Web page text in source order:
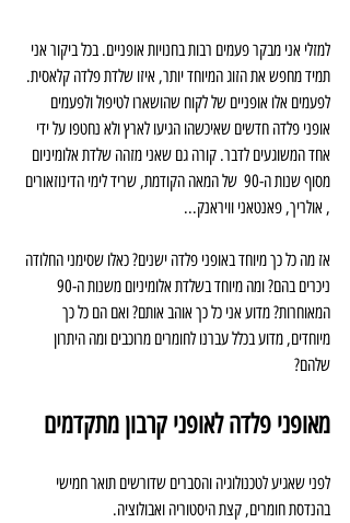
למזלי אני מבקר פעמים רבות בחנויות אופניים. בכל ביקור אני
תמיד מחפש את הזוג המיוחד יותר, איזו שלדת פלדה קלאסית.
לפעמים אלו אופניים של לקוח שהושארו לטיפול ולפעמים
אופני פלדה חדשים שאיכשהו הגיעו לארץ ולא נחטפו על ידי
אחד המשוגעים לדבר. קורה גם שאני מזהה שלדת אלומיניום
מסוף שנות ה-90  של המאה הקודמת, שריד לימי הדינוזאורים
, אולריך, פאנטאני וויראנק...
אז מה כל כך מיוחד באופני פלדה ישנים? כאלו שסימני החלודה
המאוחרות? מדוע אני כל כך אוהב אותם? ואם הם כל כך
מיוחדים, מדוע בכלל עברנו לחומרים מרוכבים ומה היתרון
שלהם?
מאופני פלדה לאופני קרבון מתקדמים
לפני שאגיע לטכנולוגיה והסברים שדורשים תואר חמישי
בהנדסת חומרים, קצת היסטוריה ואבולוציה.